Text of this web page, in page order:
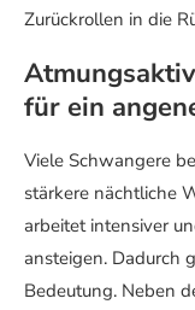
Zurückrollen in die
für ein
Viele Schwangere
stärkere nächtliche
arbeitet intensiver
ansteigen. Dadurch
Bedeutung. Neben